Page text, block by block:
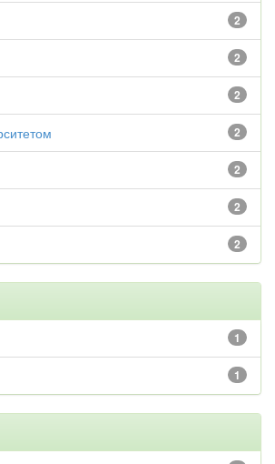
2
2
2
2
2
2
2
1
1